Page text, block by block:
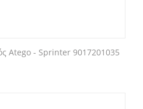
Atego - Sprinter 9017201035